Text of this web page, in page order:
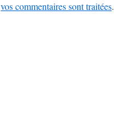
vos commentaires sont traitées.